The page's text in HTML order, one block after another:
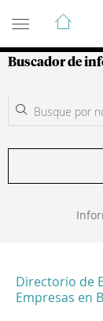
Guía de
Buscador de
Directorio de
Empresas en